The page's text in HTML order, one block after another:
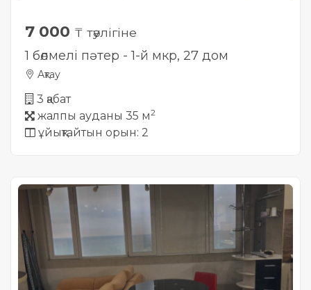
7 000 ₸ тәулігіне
1 бөлмелі пәтер - 1-й мкр, 27 дом
Ақтау
3 қабат
жалпы ауданы 35 м2
ұйықтайтын орын: 2